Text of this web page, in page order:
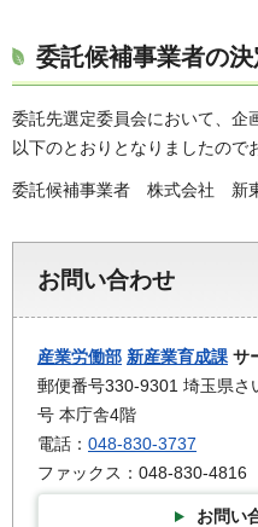
委託候補事業者の決
委託先選定委員会において、企
以下のとおりとなりましたので
委託候補事業者 株式会社 新
お問い合わせ
産業労働部 新産業育成課 サ
郵便番号330-9301 埼玉県さ
号 本庁舎4階
電話： 048-830-3737
ファックス：048-830-4816
お問い